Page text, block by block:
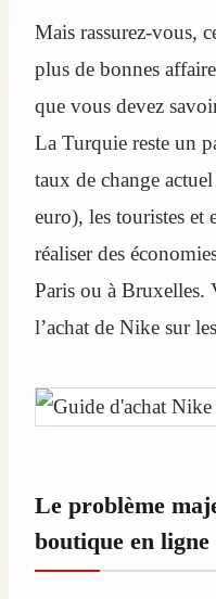
Mais rassurez-vous,
plus de bonnes
que vous devez
La Turquie reste un
taux de change
euro), les touristes et
réaliser des
Paris ou à Bruxelles.
l’achat de Nike sur
Le problème
boutique en ligne